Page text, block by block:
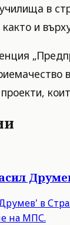
в
и
в
на МПС.